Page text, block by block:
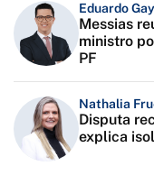
Eduardo
Messias
ministro
PF
Nathalia
Disputa
explica